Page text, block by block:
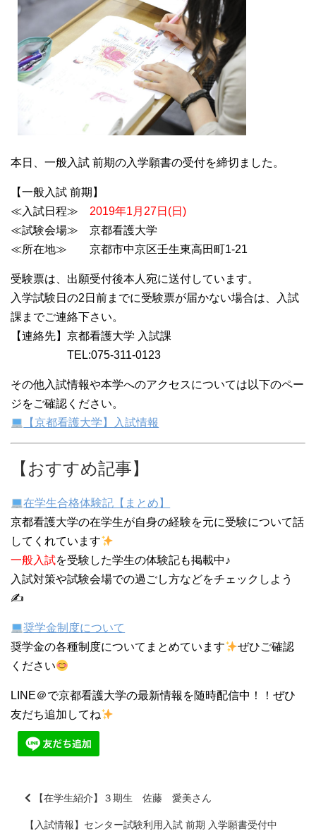
看護の智協働開発センター
入試案内
本日、一般入試 前期の入学願書の受付を締切ました。
【一般入試 前期】
≪入試日程≫ 2019年1月27日(日)
≪試験会場≫ 京都看護大学
≪所在地≫ 京都市中京区壬生東高田町1-21
受験票は、出願受付後本人宛に送付しています。
入学試験日の2日前までに受験票が届かない場合は、入試
課までご連絡下さい。
【連絡先】京都看護大学 入試課
TEL:075-311-0123
その他入試情報や本学へのアクセスについては以下のペー
ジをご確認ください。
【京都看護大学】入試情報
【おすすめ記事】
在学生合格体験記【まとめ】
京都看護大学の在学生が自身の経験を元に受験について話
してくれています
一般入試を受験した学生の体験記も掲載中♪
入試対策や試験会場での過ごし方などをチェックしよう
✍
奨学金制度について
奨学金の各種制度についてまとめています
ぜひご確認
ください
LINE＠で京都看護大学の最新情報を随時配信中！！ぜひ
友だち追加してね
【在学生紹介】３期生 佐藤 愛美さん
【入試情報】センター試験利用入試 前期 入学願書受付中